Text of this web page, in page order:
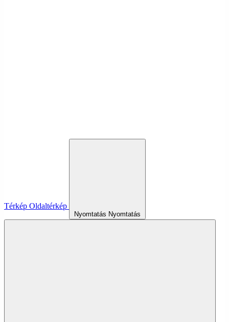
Térkép Oldaltérkép
Nyomtatás Nyomtatás